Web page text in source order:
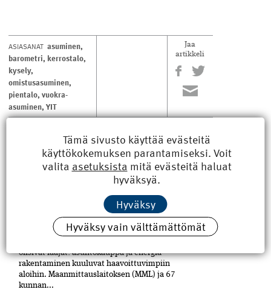
ASIASANAT asuminen,
barometri, kerrostalo,
kysely,
omistusasuminen,
pientalo, vuokra-
asuminen, YIT
Jaa
artikkeli
LUE MYÖS
Kyberisku kiinteistötietoihin
haittaisi energiarakentamista
Maanmittauslaitoksen tutkimuksessa
kartoitettiin miten kyberisku kiinteistö­
tietokantoihin häiritsisi yhteiskunnan eri
olisivat laajat: asuntokauppa ja energia­
rakentaminen kuuluvat haavoittuvimpiin
aloihin. Maanmittauslaitoksen (MML) ja 67
kunnan...
Tämä sivusto käyttää evästeitä
käyttökokemuksen parantamiseksi. Voit
valita asetuksista mitä evästeitä haluat
hyväksyä.
Hyväksy
Hyväksy vain välttämättömät